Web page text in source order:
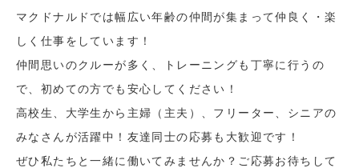
マクドナルドでは幅広い年齢の仲間が集まって仲良く・楽
しく仕事をしています！
仲間思いのクルーが多く、トレーニングも丁寧に行うの
で、初めての方でも安心してください！
高校生、大学生から主婦（主夫）、フリーター、シニアの
みなさんが活躍中！友達同士の応募も大歓迎です！
ぜひ私たちと一緒に働いてみませんか？ご応募お待ちして